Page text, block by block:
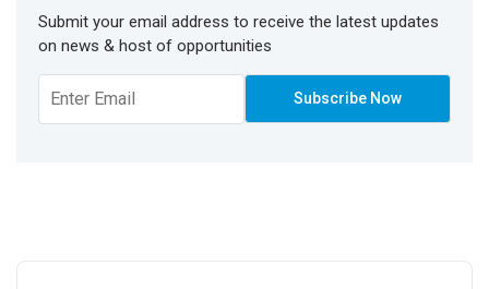
Submit your email address to receive the latest updates
on news & host of opportunities